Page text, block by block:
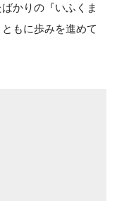
かりの『いふくま
もに歩みを進めて